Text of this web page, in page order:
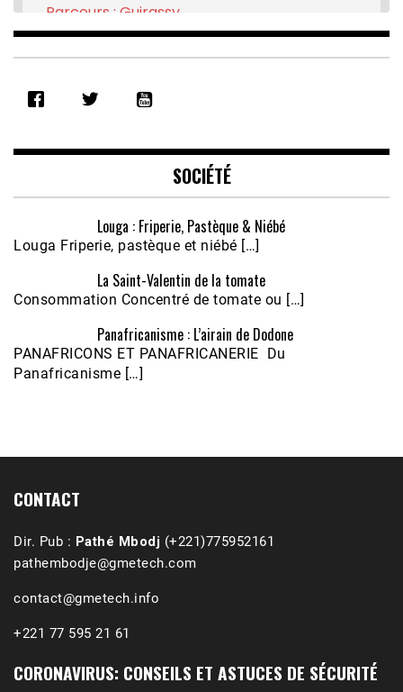
RSS FEED
EMBED
Parcours : Guirassy
Feb 16, 2021 • 28:08
Écoutez le parcours de Claudiane Kapia
Nobana (Podologue)
Feb 24, 2021 • 28mn
1988-1989 :  La polémique de Guidimakha
SOCIÉTÉ
Louga : Friperie, Pastèque & Niébé
Louga Friperie, pastèque et niébé […]
La Saint-Valentin de la tomate
Consommation Concentré de tomate ou […]
Panafricanisme : L’airain de Dodone
PANAFRICONS ET PANAFRICANERIE Du
Panafricanisme […]
CONTACT
Dir. Pub : Pathé Mbodj (+221)775952161
pathembodje@gmetech.com
contact@gmetech.info
+221 77 595 21 61
CORONAVIRUS: CONSEILS ET ASTUCES DE SÉCURITÉ